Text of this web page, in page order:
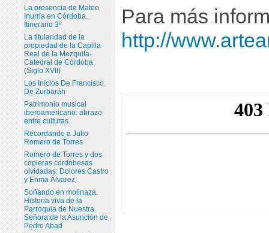
Para más
http://
La presencia de Mateo
Inurria en Córdoba.
Itinerario 3º
La titularidad de la
propiedad de la Capilla
Real de la Mezquita-
Catedral de Córdoba
(Siglo XVII)
Los Inicios De Francisco
De Zurbarán
Patrimonio musical
iberoamericano: abrazo
entre culturas
Recordando a Julio
Romero de Torres
Romero de Torres y dos
copleras cordobesas
olvidadas: Dolores Castro
y Enma Álvarez
Soñando en molinaza.
Historia viva de la
Parroquia de Nuestra
Señora de la Asunción de
Pedro Abad